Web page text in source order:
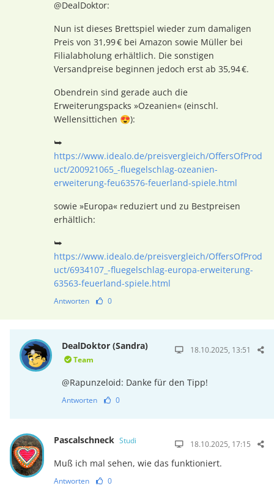
@DealDoktor:
Nun ist dieses Brettspiel wieder zum damaligen
Preis von 31,99 € bei Amazon sowie Müller bei
Filialabholung erhältlich. Die sonstigen
Versandpreise beginnen jedoch erst ab 35,94 €.
Obendrein sind gerade auch die
Erweiterungspacks »Ozeanien« (einschl.
Wellensittichen 😍):
⮩
https://www.idealo.de/preisvergleich/OffersOfProd
uct/200921065_-fluegelschlag-ozeanien-
erweiterung-feu63576-feuerland-spiele.html
sowie »Europa« reduziert und zu Bestpreisen
erhältlich:
⮩
https://www.idealo.de/preisvergleich/OffersOfProd
uct/6934107_-fluegelschlag-europa-erweiterung-
63563-feuerland-spiele.html
Antworten 0
DealDoktor (Sandra)
Team
18.10.2025, 13:51
@Rapunzeloid: Danke für den Tipp!
Antworten 0
Pascalschneck Studi 18.10.2025, 17:15
Muß ich mal sehen, wie das funktioniert.
Antworten 0